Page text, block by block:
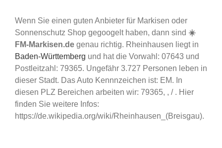
Wenn Sie einen guten Anbieter für Markisen oder
Sonnenschutz Shop gegoogelt haben, dann sind ☀️
FM-Markisen.de genau richtig. Rheinhausen liegt in
Baden-Württemberg und hat die Vorwahl: 07643 und
Postleitzahl: 79365. Ungefähr 3.727 Personen leben in
dieser Stadt. Das Auto Kennnzeichen ist: EM. In
diesen PLZ Bereichen arbeiten wir: 79365, , / . Hier
finden Sie weitere Infos:
https://de.wikipedia.org/wiki/Rheinhausen_(Breisgau).